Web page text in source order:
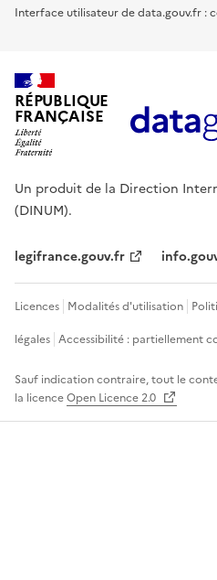
Interface utilisateur de data.gouv.fr :
RÉPUBLIQUE
FRANÇAISE
Un produit de la Direction
(DINUM).
legifrance.gouv.fr
Licences Modalités d'utilisation
légales Accessibilité : partiellement
Sauf indication contraire, tout le
la licenceOpen Licence 2.0